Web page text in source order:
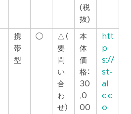
(税
抜)
携
帯
型
◯
△（
要
問
い
合
わ
せ）
本
体
価
格：
30
,0
00
htt
p
s://
st-
al
c.c
o